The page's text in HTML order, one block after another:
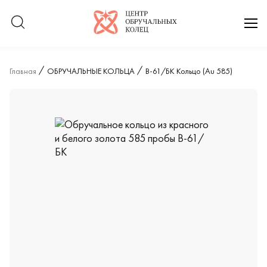
Логотип компании
Главная ОБРУЧАЛЬНЫЕ КОЛЬЦА В-61/БК Кольцо (Au 585)